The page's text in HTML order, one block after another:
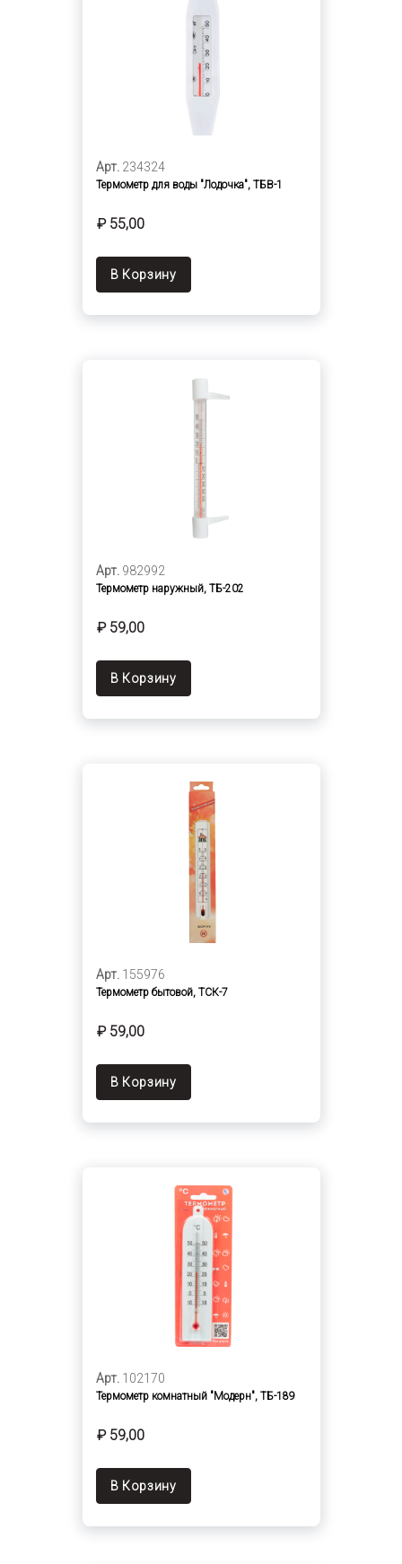
Арт. 234324
Термометр для воды "Лодочка", ТБВ-1
₽ 55,00
В Корзину
Арт. 982992
Термометр наружный, ТБ-202
₽ 59,00
В Корзину
Арт. 155976
Термометр бытовой, ТСК-7
₽ 59,00
В Корзину
Арт. 102170
Термометр комнатный "Модерн", ТБ-189
₽ 59,00
В Корзину